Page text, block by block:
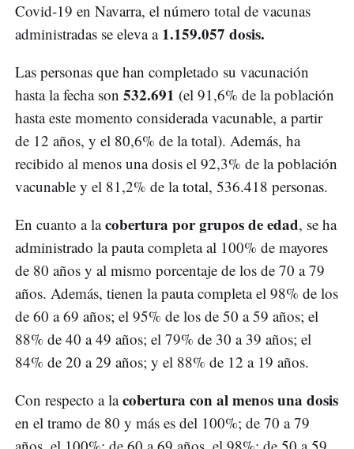
Covid-19 en Navarra, el número total de vacunas
administradas se eleva a 1.159.057 dosis.
Las personas que han completado su vacunación
hasta la fecha son 532.691 (el 91,6% de la población
hasta este momento considerada vacunable, a partir
de 12 años, y el 80,6% de la total). Además, ha
recibido al menos una dosis el 92,3% de la población
vacunable y el 81,2% de la total, 536.418 personas.
En cuanto a lacobertura por grupos de edad, se ha
administrado la pauta completa al 100% de mayores
de 80 años y al mismo porcentaje de los de 70 a 79
años. Además, tienen la pauta completa el 98% de los
de 60 a 69 años; el 95% de los de 50 a 59 años; el
88% de 40 a 49 años; el 79% de 30 a 39 años; el
84% de 20 a 29 años; y el 88% de 12 a 19 años.
Con respecto a lacobertura con al menos una dosis
en el tramo de 80 y más es del 100%; de 70 a 79